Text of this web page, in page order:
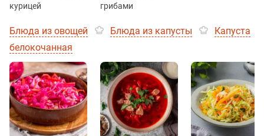
курицей
грибами
Блюда из овощей Блюда из капусты
Капуста
белокочанная